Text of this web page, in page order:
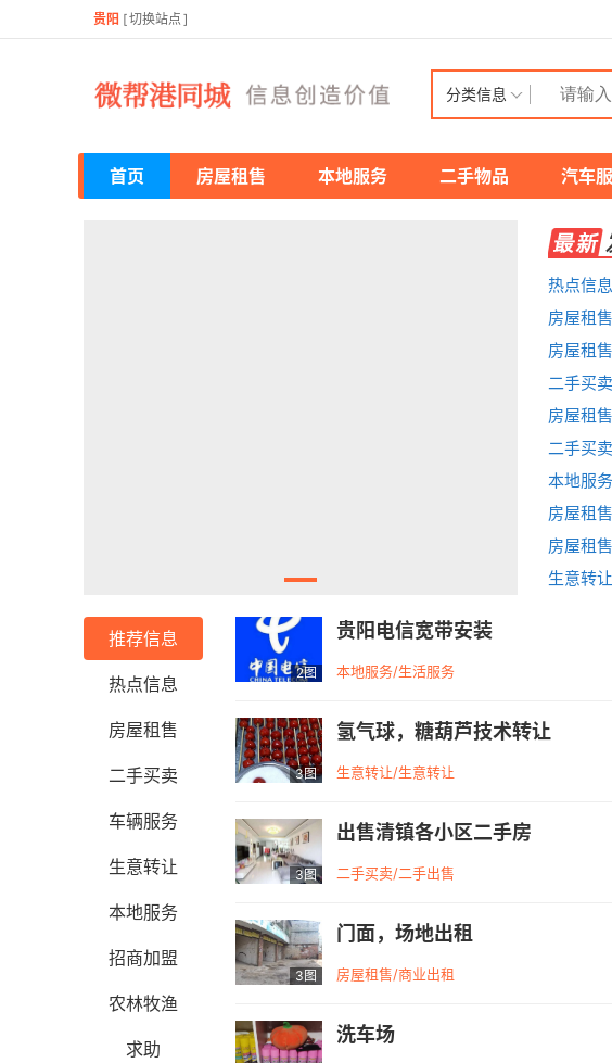
贵阳 [切换站点 ]
分类信息
首页 房屋租售 本地服务 二手物品 汽车
热点信息
房屋租售
房屋租售
二手买卖
房屋租售
二手买卖
本地服务
房屋租售
房屋租售
生意转让
推荐信息
热点信息
房屋租售
二手买卖
车辆服务
生意转让
本地服务
招商加盟
农林牧渔
求助
2图
贵阳电信宽带安装
本地服务/生活服务
3图
氢气球，糖葫芦技术转让
生意转让/生意转让
3图
出售清镇各小区二手房
二手买卖/二手出售
3图
门面，场地出租
房屋租售/商业出租
洗车场